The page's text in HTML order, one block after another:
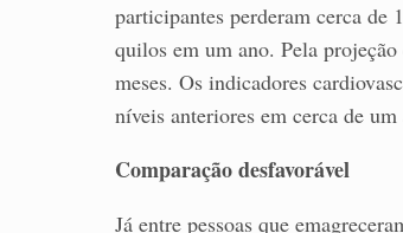
participantes perderam cerca de
quilos em um ano. Pela
meses. Os indicadores
níveis anteriores em cerca de um
Comparação desfavorável
Já entre pessoas que